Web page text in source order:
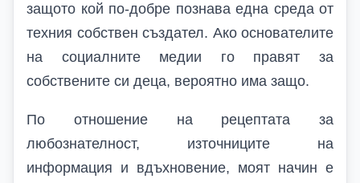
защото кой по-добре познава една среда от
техния собствен създател. Ако основателите
на социалните медии го правят за
собствените си деца, вероятно има защо.
По отношение на рецептата за
любознателност, източниците на
информация и вдъхновение, моят начин е